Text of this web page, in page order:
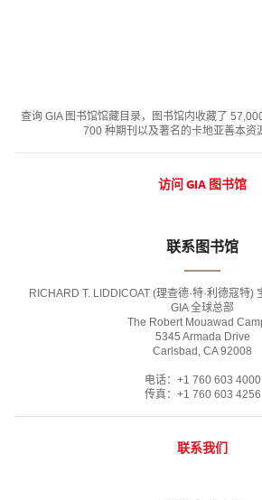
查询 GIA 图书馆馆藏目录，图书馆内收藏了
700 种期刊以及著名的卡地亚善本资
访问 GIA 图书馆
联系图书馆
RICHARD T. LIDDICOAT (理查德·特·利德寇特)
GIA 全球总部
The Robert Mouawad
5345 Armada Drive
Carlsbad, CA 92008
电话：+1 760 603 4000
传真：+1 760 603 4256
联系我们